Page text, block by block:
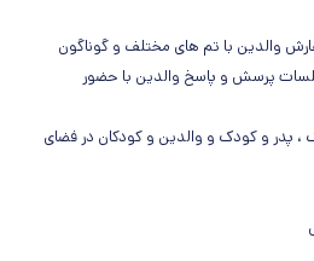
والدین با تم های مختلف و گوناگون
جلسات پرسش و پاسخ والدین با حضور
، پدر و کودک و والدین و کودکان در فضای